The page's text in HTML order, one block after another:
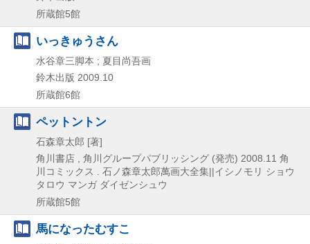
所蔵館5館
いっきゅうさん
水谷章三脚本 ; 夏目尚吾画
鈴木出版 2009.10
所蔵館6館
ペットントン
石森章太郎 [著]
角川書店 , 角川グループパブリッシング (発売) 2008.11 角
川コミックス . 石ノ森章太郎萬画大全集||イシノモリ ショウ
タロウ マンガ ダイゼンシュウ
所蔵館5館
馬になったむすこ